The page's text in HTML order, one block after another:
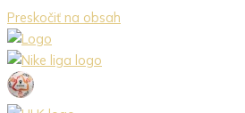
Preskočiť na obsah